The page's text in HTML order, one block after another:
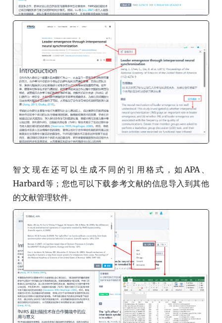
智文现在还可以生成不同的引用格式，如APA、
Harbard等；您也可以下载参考文献的信息导入到其他
的文献管理软件。